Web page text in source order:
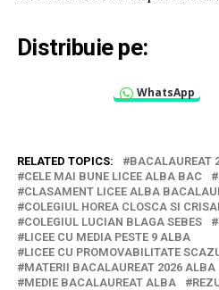
Distribuie pe:
WhatsApp
RELATED TOPICS:
BACALAUREAT
CELE MAI BUNE LICEE ALBA BAC
CLASAMENT LICEE ALBA
COLEGIUL HOREA CLOSCA SI
COLEGIUL LUCIAN BLAGA SEBES
LICEE CU MEDIA PESTE 9 ALBA
LICEE CU PROMOVABILITATE
MATERII BACALAUREAT 2026 ALBA
MEDIE BACALAUREAT ALBA